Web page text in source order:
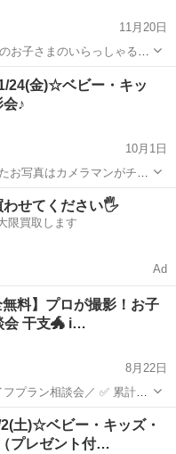
11月20日
お子さまのいらっしゃるご
影会にご招待！ 撮影したお
ータをプレゼントいたしま
金)☆ベビー・キッ
♪
10月1日
お写真はカメラマンがチョ
や衣装替
いたします。 ✓ 小物など
わせてください🖐️
限買取します
Ad
無料】プロが撮影！お子
会 干支🐲 i…
8月22日
プラン相談会／ ✅ 累計
デジカメで撮影し放題 ✅
衣装・小物も無料💛 ✅ ハー
土)☆ベビー・キッズ・
プレゼント付…